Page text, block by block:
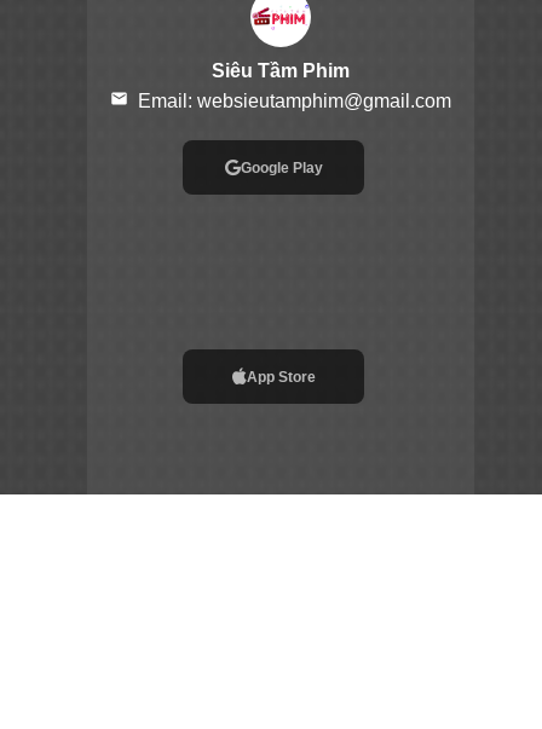
Siêu Tầm Phim
email Email: websieutamphim@gmail.com
Google Play
App Store